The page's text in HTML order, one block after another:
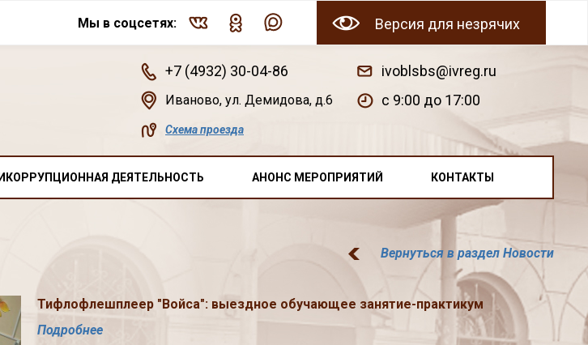
Мы в соцсетях: Версия для незрячих
+7 (4932) 30-04-86
Иваново, ул. Демидова, д.6
Схема проезда
ivoblsbs@ivreg.ru
c 9:00 до 17:00
ДЕЯТЕЛЬНОСТЬ АНОНС МЕРОПРИЯТИЙ КОНТАКТЫ
Вернуться в раздел Новости
Тифлофлешплеер "Войса": выездное обучающее занятие-практикум
Подробнее